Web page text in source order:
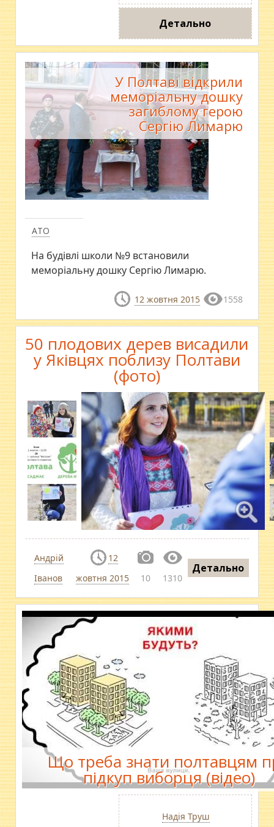
Детально
АТО
У Полтаві відкрили
меморіальну дошку
загиблому герою
Сергію Лимарю
На будівлі школи №9 встановили
меморіальну дошку Сергію Лимарю.
12 жовтня 2015 1558
50 плодових дерев висадили
у Яківцях поблизу Полтави
(фото)
Андрій
Іванов
12
жовтня 2015
10 1310
Детально
Що треба знати полтавцям
підкуп виборця (відео)
Надія Труш